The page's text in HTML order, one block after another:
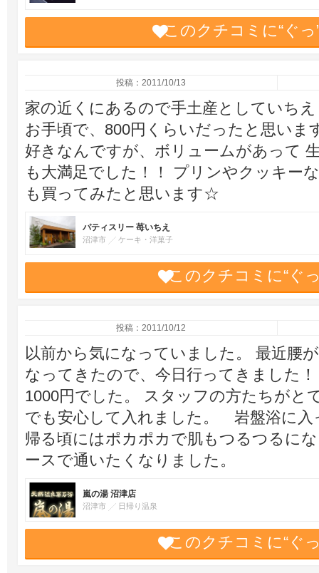
このクチコミに“ぐ
投稿：2011/10/13
家の近くにあるので手土産としていち
お手頃で、800円くらいだったと思いま
好きなんですが、ボリュームがあって
も大満足でした！！ プリンやクッキー
も買ってみたと思います☆
パティスリー 苺いちえ
沼津市 ケーキ・洋菓子
このクチコミに“ぐ
投稿：2011/10/12
以前から気になっていました。 最近腰
なってきたので、今日行ってきました
1000円でした。 スタッフの方たちがと
でも安心して入れました。 岩盤浴に入
帰る頃にはポカポカで肌もつるつるに
ースで通いたくなりました。
嵐の湯 沼津店
沼津市 日帰り温泉
このクチコミに“ぐ